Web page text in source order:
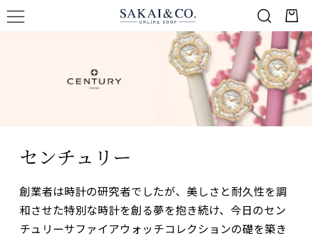
センチュリー
創業者は時計の研究者でしたが、美しさと耐久性を調
和させた特別な時計を創る夢を抱き続け、今日のセン
チュリーサファイアウォッチコレクションの礎を築き